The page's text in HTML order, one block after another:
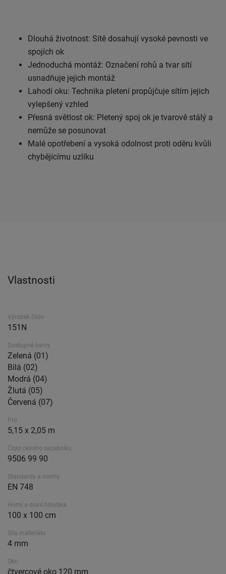
Dlouhá životnost: Sítě dosahují vysoké pevnosti ve
spojích ok
Jednoduchá montáž: Označení rohů a tvar sítí
usnadňuje jejich montáž
Lahodí oku: Technika pletení propůjčuje sítím jejich
vylepšený vzhled
Přesná světlost ok: Pletený spoj ok je tvarově stálý a
nemůže se posunovat
Malé opotřebení a vysoká odolnost proti oděru kvůli
chybějícímu uzlíku
Vlastnosti
Výrobek číslo
151N
Dostupné barvy
Zelená (01)
Bílá (02)
Modrá (04)
Žlutá (05)
Červená (07)
Pro
5,15 x 2,05 m
Číslo celního sazebníku
9506 99 90
Standardy a normy
EN 748
Horní a dolní hloubka
100 x 100 cm
Síla materiálu
4 mm
Oko
čtvercové oko 120 mm